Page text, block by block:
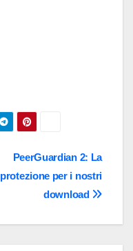
PeerGuardian 2: La
protezione per i nostri
download